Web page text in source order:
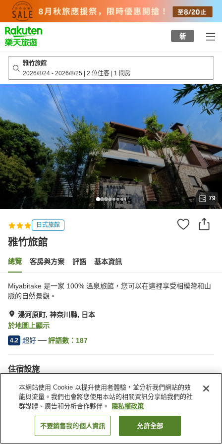
top
page
新
雅竹旅館
2026/8/24 - 2026/8/25 | 2 位住客 | 1 間房
79
日式旅館
雅竹旅館
總覽 客房與方案 評語 基本資訊
Miyabitake 是一家 100% 溫泉旅館，您可以在這裡享受相模灣和山
脈的自然景觀。
湯河原町, 神奈川縣, 日本
於地圖上顯示
4.2 超好 評語數： 187
住宿設施
停車場
按摩浴缸
餐廳
休息室
找客房
本網站使用 Cookie 以提升使用者體驗，並分析我們網站的效
能與流量。我們也會將您使用本站的相關資訊分享給我們的社
群媒體、廣告和分析合作夥伴。
隱私權政策
不要銷售我的個人資訊 允許全部